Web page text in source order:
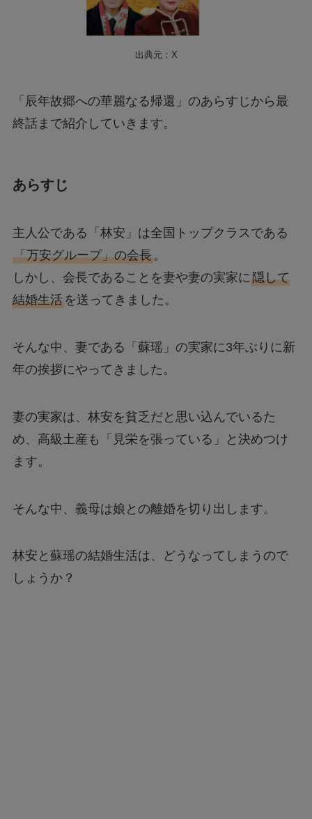
出典元：X
「辰年故郷への華麗なる帰還」のあらすじから最
終話まで紹介していきます。
あらすじ
主人公である「林安」は全国トップクラスである
「万安グループ」の会長。
しかし、会長であることを妻や妻の実家に隠して
結婚生活を送ってきました。
そんな中、妻である「蘇瑶」の実家に3年ぶりに新
年の挨拶にやってきました。
妻の実家は、林安を貧乏だと思い込んでいるた
め、高級土産も「見栄を張っている」と決めつけ
ます。
そんな中、義母は娘との離婚を切り出します。
林安と蘇瑶の結婚生活は、どうなってしまうので
しょうか？